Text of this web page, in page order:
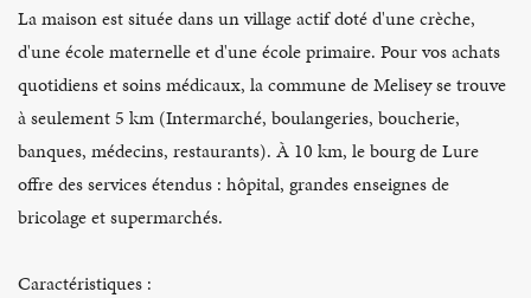
La maison est située dans un village actif doté d'une crèche,
d'une école maternelle et d'une école primaire. Pour vos achats
quotidiens et soins médicaux, la commune de Melisey se trouve
à seulement 5 km (Intermarché, boulangeries, boucherie,
banques, médecins, restaurants). À 10 km, le bourg de Lure
offre des services étendus : hôpital, grandes enseignes de
bricolage et supermarchés.
Caractéristiques :